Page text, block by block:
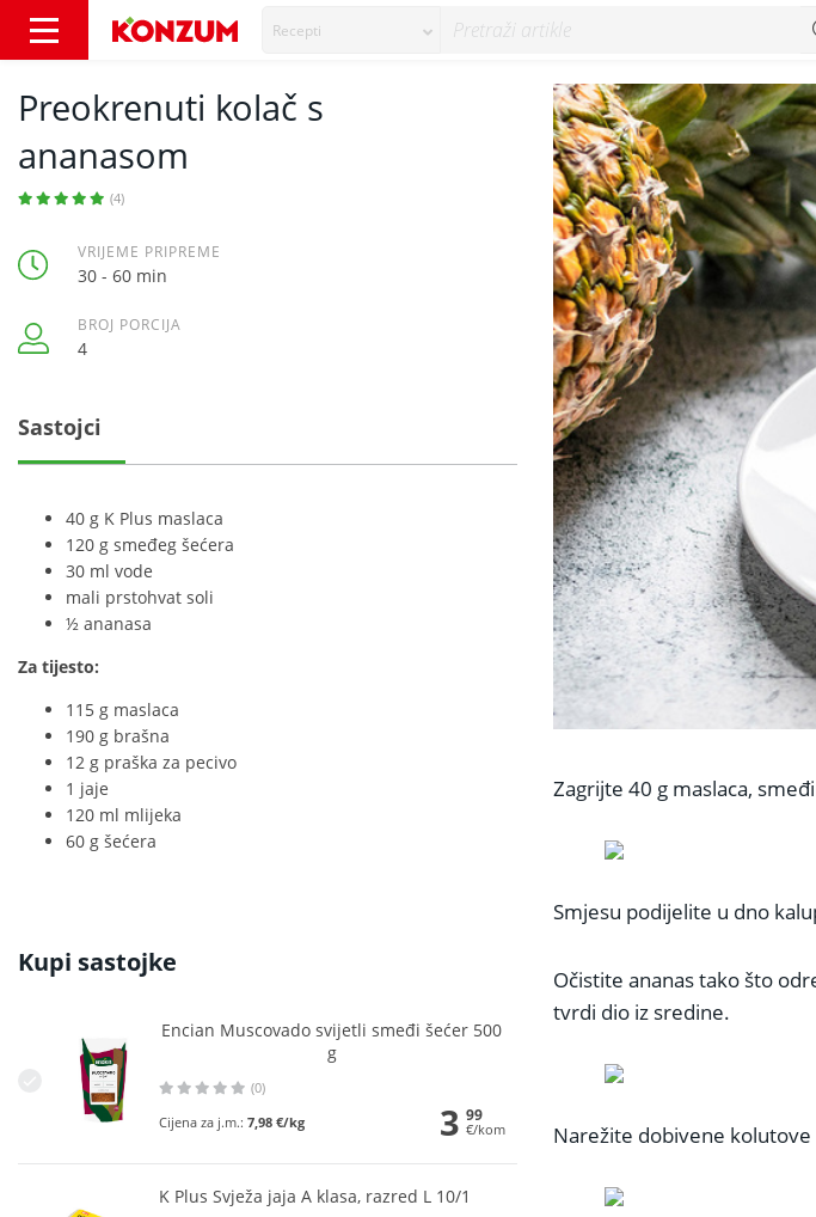
Recepti
Preokrenuti kolač s
ananasom
(4)
VRIJEME PRIPREME
30 - 60 min
BROJ PORCIJA
4
Sastojci
40 g K Plus maslaca
120 g smeđeg šećera
30 ml vode
mali prstohvat soli
½ ananasa
Za tijesto:
115 g maslaca
190 g brašna
12 g praška za pecivo
1 jaje
120 ml mlijeka
60 g šećera
Kupi sastojke
Encian Muscovado svijetli smeđi šećer 500
g
(0)
Cijena za j.m.: 7,98 €/kg 3 99
€/kom
K Plus Svježa jaja A klasa, razred L 10/1
Zagrijte 40 g maslaca,
Smjesu podijelite u dno
Očistite ananas tako što
tvrdi dio iz sredine.
Narežite dobivene